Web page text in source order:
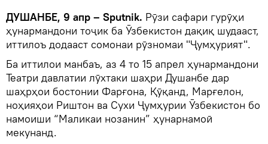
ДУШАНБЕ, 9 апр – Sputnik. Рӯзи сафари гурӯҳи
ҳунармандони тоҷик ба Ӯзбекистон дақиқ шудааст,
иттилоъ додааст сомонаи рӯзномаи "Ҷумҳурият".
Ба иттилои манбаъ, аз 4 то 15 апрел ҳунармандони
Театри давлатии лӯхтаки шаҳри Душанбе дар
шаҳрҳои бостонии Фарғона, Қӯқанд, Марғелон,
ноҳияҳои Риштон ва Сухи Ҷумҳурии Ӯзбекистон бо
намоиши “Маликаи нозанин” ҳунарнамоӣ
мекунанд.